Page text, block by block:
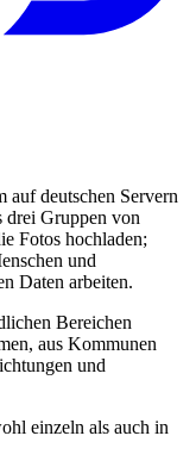
auf deutschen Servern
drei Gruppen von
Fotos hochladen;
und
Daten arbeiten.
Bereichen
aus Kommunen
und
einzeln als auch in